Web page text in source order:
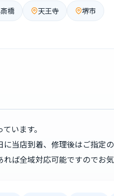
橋 天王寺 堺市
います。
当店到着、修理後はご指定
ば全域対応可能ですのでお